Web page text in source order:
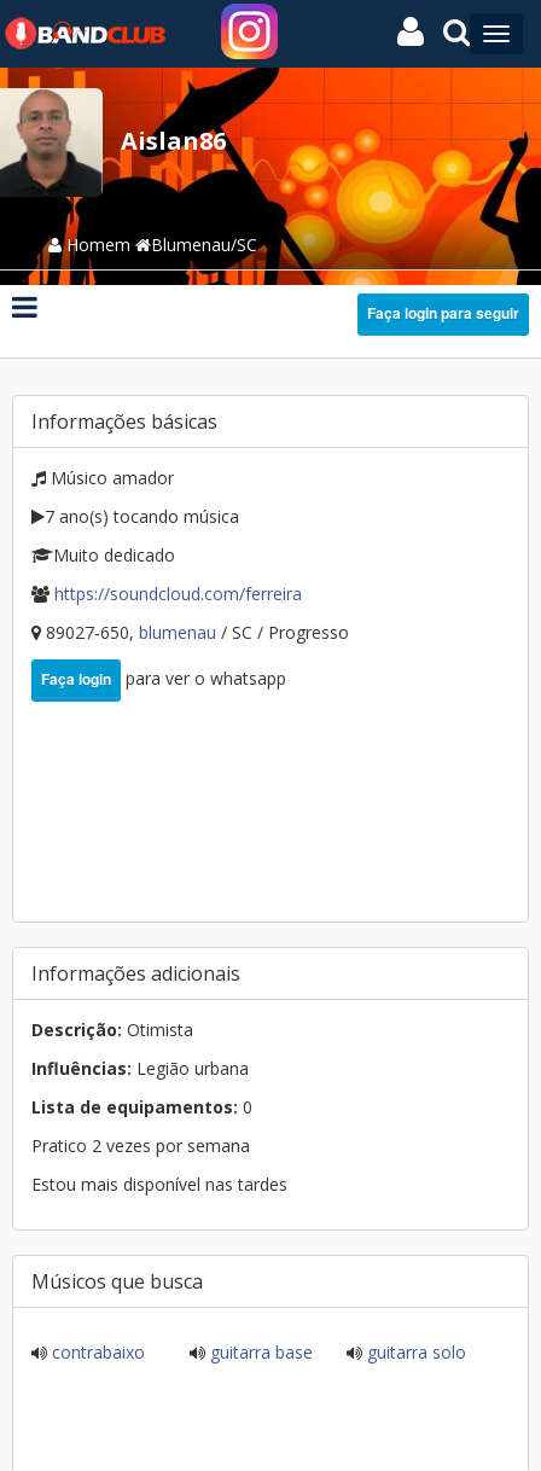
Aislan86
Homem Blumenau/SC
Faça login para seguir
Informações básicas
Músico amador
7 ano(s) tocando música
Muito dedicado
https://soundcloud.com/ferreira
89027-650, blumenau / SC / Progresso
Faça login para ver o whatsapp
Informações adicionais
Descrição: Otimista
Influências: Legião urbana
Lista de equipamentos: 0
Pratico 2 vezes por semana
Estou mais disponível nas tardes
Músicos que busca
contrabaixo guitarra base guitarra solo